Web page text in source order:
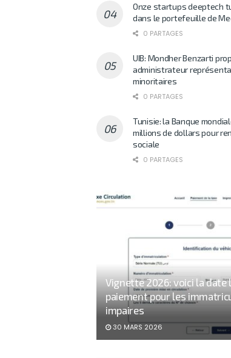
Onze startups deeptech
dans le portefeuille de
0 PARTAGES
UIB: Mondher Benzarti
administrateur
minoritaires
0 PARTAGES
Tunisie: la Banque
millions de dollars pour
sociale
0 PARTAGES
Vignette 2026: voici la date
paiement pour les
impaires
30 MARS 2026